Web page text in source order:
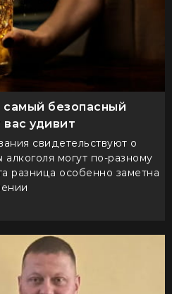
безопасный
вас удивит
свидетельствуют о
могут по-разному
разница особенно заметна